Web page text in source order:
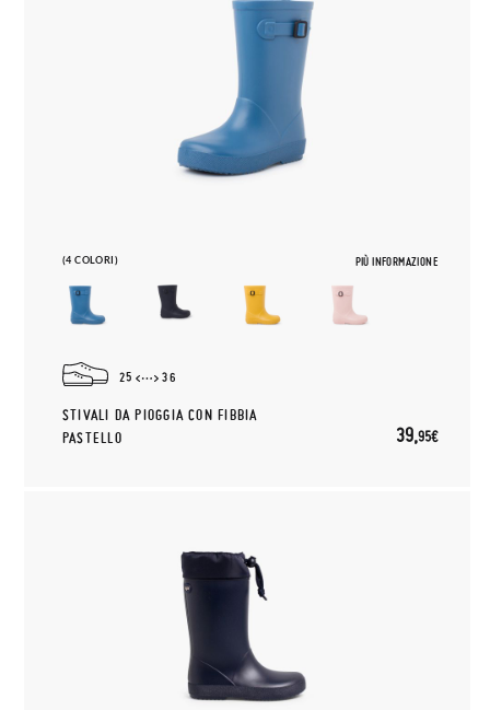
(4 COLORI) PIÙ INFORMAZIONE
25 36
STIVALI DA PIOGGIA CON FIBBIA
PASTELLO
39,95€